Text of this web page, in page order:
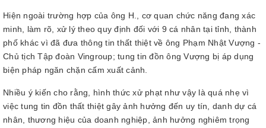
Hiện ngoài trường hợp của ông H., cơ quan chức năng đang xác
minh, làm rõ, xử lý theo quy định đối với 9 cá nhân tại tỉnh, thành
phố khác vì đã đưa thông tin thất thiệt về ông Phạm Nhật Vượng -
Chủ tịch Tập đoàn Vingroup; tung tin đồn ông Vượng bị áp dụng
biện pháp ngăn chặn cấm xuất cảnh.
Nhiều ý kiến cho rằng, hình thức xử phạt như vậy là quá nhẹ vì
việc tung tin đồn thất thiệt gây ảnh hưởng đến uy tín, danh dự cá
nhân, thương hiệu của doanh nghiệp, ảnh hưởng nghiêm trọng